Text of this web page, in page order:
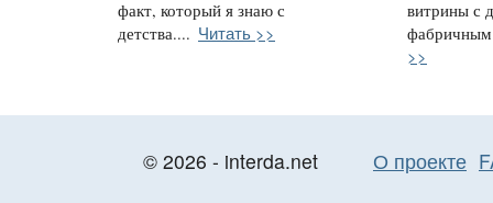
факт, который я знаю с
детства.... Читать >>
витрины с
>>
© 2026 - interda.net О проекте